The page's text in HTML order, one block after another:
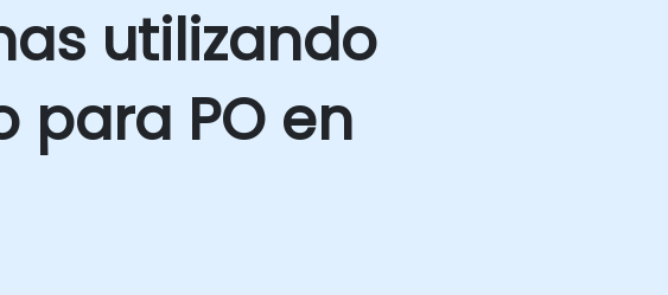
utilizando
para PO en